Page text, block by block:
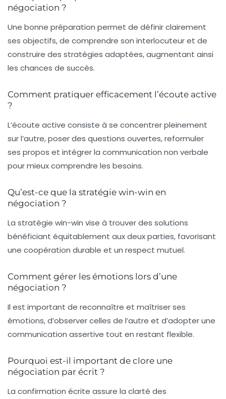
négociation ?
Une bonne préparation permet de définir clairement
ses objectifs, de comprendre son interlocuteur et de
construire des stratégies adaptées, augmentant ainsi
les chances de succès.
Comment pratiquer efficacement l’écoute active
?
L’écoute active consiste à se concentrer pleinement
sur l’autre, poser des questions ouvertes, reformuler
ses propos et intégrer la communication non verbale
pour mieux comprendre les besoins.
Qu’est-ce que la stratégie win-win en
négociation ?
La stratégie win-win vise à trouver des solutions
bénéficiant équitablement aux deux parties, favorisant
une coopération durable et un respect mutuel.
Comment gérer les émotions lors d’une
négociation ?
Il est important de reconnaître et maîtriser ses
émotions, d’observer celles de l’autre et d’adopter une
communication assertive tout en restant flexible.
Pourquoi est-il important de clore une
négociation par écrit ?
La confirmation écrite assure la clarté des